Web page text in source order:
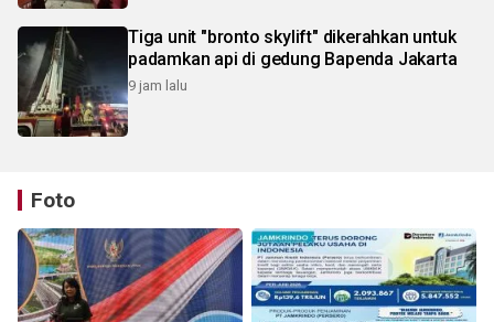
Tiga unit "bronto skylift" dikerahkan untuk
padamkan api di gedung Bapenda Jakarta
9 jam lalu
Foto